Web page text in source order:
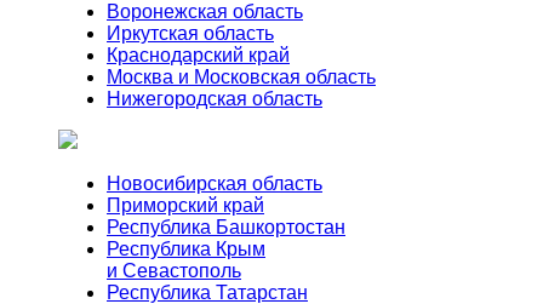
Воронежская область
Иркутская область
Краснодарский край
Москва и Московская область
Нижегородская область
Новосибирская область
Приморский край
Республика Башкортостан
Республика Крым
и Севастополь
Республика Татарстан